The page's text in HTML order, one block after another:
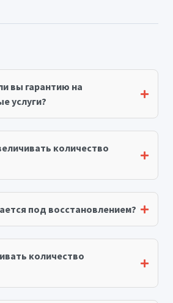
вы гарантию на
услуги?
количество
под восстановлением?
количество